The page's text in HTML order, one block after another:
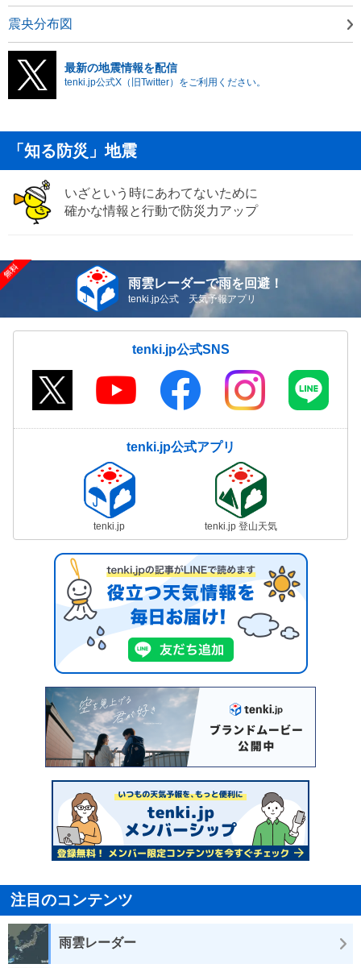
震央分布図
最新の地震情報を配信
tenki.jp公式X（旧Twitter）をご利用ください。
「知る防災」地震
いざという時にあわてないために
確かな情報と行動で防災力アップ
雨雲レーダーで雨を回避！
tenki.jp公式 天気予報アプリ
tenki.jp公式SNS
tenki.jp公式アプリ
tenki.jp tenki.jp 登山天気
注目のコンテンツ
雨雲レーダー